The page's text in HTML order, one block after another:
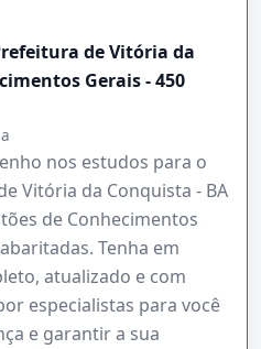
de Vitória da
Gerais - 450
nos estudos para o
Vitória da Conquista - BA
de Conhecimentos
Tenha em
atualizado e com
especialistas para você
e garantir a sua